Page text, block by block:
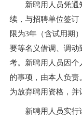
新聘用人员凭通
续，与招聘单位签订
限为3年（含试用期
要等名义借调、调动
考。新聘用人员因个
的事项，由本人负
为放弃聘用资格，并
新聘用人员实行